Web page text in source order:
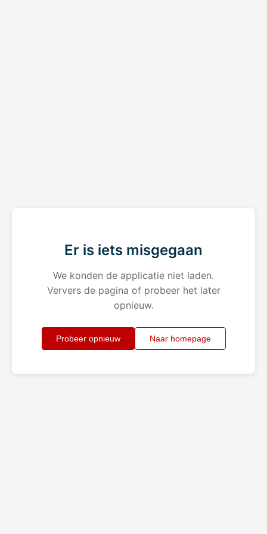
Er is iets misgegaan
We konden de applicatie niet laden.
Ververs de pagina of probeer het later
opnieuw.
Probeer opnieuw Naar homepage